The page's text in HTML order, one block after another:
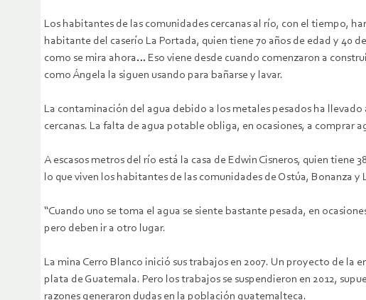
Los habitantes de las comunidades cercanas al río, con el tiempo,
habitante del caserío La Portada, quien tiene 70 años de edad y 40
como se mira ahora… Eso viene desde cuando comenzaron a
como Ángela la siguen usando para bañarse y lavar.
La contaminación del agua debido a los metales pesados ha
cercanas. La falta de agua potable obliga, en ocasiones, a comprar
A escasos metros del río está la casa de Edwin Cisneros, quien
lo que viven los habitantes de las comunidades de Ostúa, Bonanza
“Cuando uno se toma el agua se siente bastante pesada, en
pero deben ir a otro lugar.
La mina Cerro Blanco inició sus trabajos en 2007. Un proyecto de la
plata de Guatemala. Pero los trabajos se suspendieron en 2012,
razones generaron dudas en la población guatemalteca.